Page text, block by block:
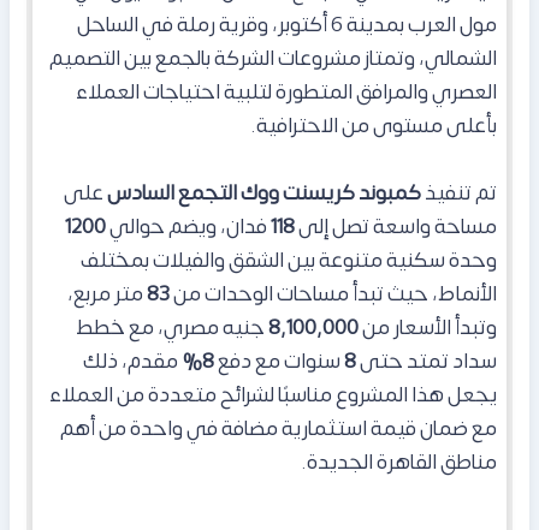
مول العرب بمدينة 6 أكتوبر، وقرية رملة في الساحل
الشمالي، وتمتاز مشروعات الشركة بالجمع بين التصميم
العصري والمرافق المتطورة لتلبية احتياجات العملاء
بأعلى مستوى من الاحترافية.
تم تنفيذكمبوند كريسنت ووك التجمع السادسعلى
مساحة واسعة تصل إلى118فدان، ويضم حوالي1200
وحدة سكنية متنوعة بين الشقق والفيلات بمختلف
الأنماط، حيث تبدأ مساحات الوحدات من83متر مربع،
وتبدأ الأسعار من8,100,000جنيه مصري، مع خطط
سداد تمتد حتى8سنوات مع دفع8%
مقدم، ذلك
يجعل هذا المشروع مناسبًا لشرائح متعددة من العملاء
مع ضمان قيمة استثمارية مضافة في واحدة من أهم
مناطق القاهرة الجديدة.